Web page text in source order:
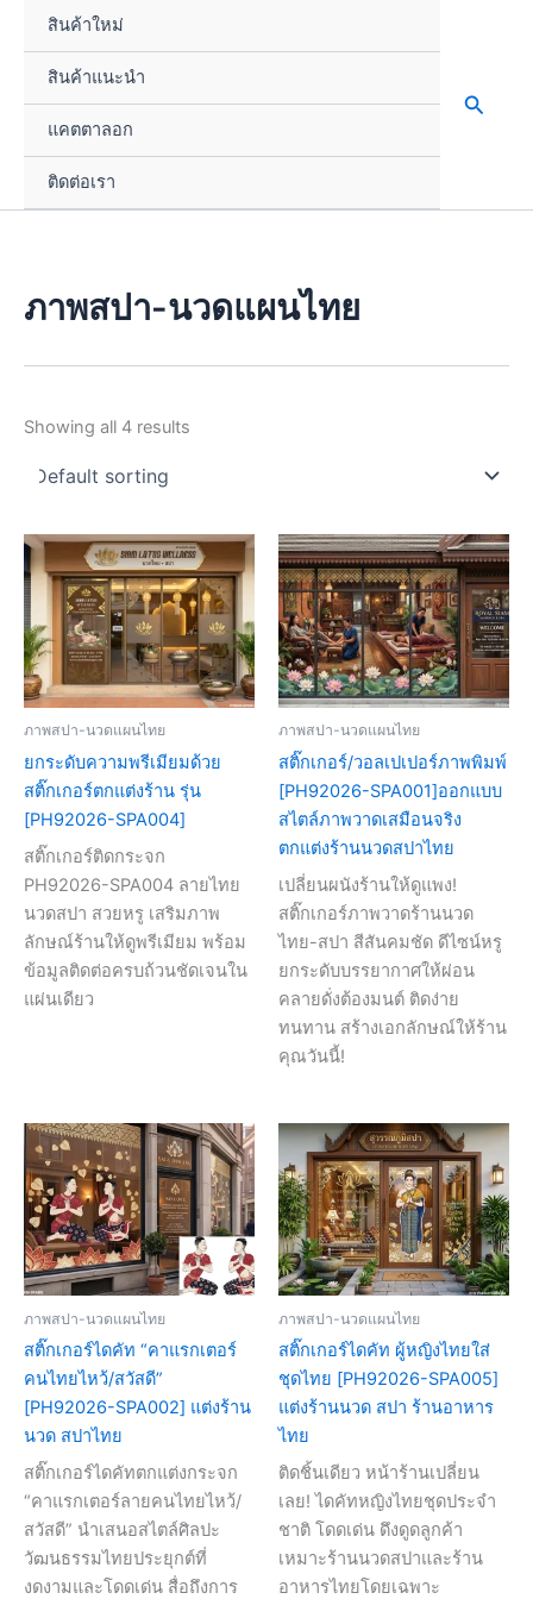
content
สินค้าใหม่
สินค้าแนะนำ
แคตตาลอก
ติดต่อเรา
Search
ภาพสปา-นวดแผนไทย
Showing all 4 results
ภาพสปา-นวดแผนไทย
ยกระดับความพรีเมียมด้วย
สติ๊กเกอร์ตกแต่งร้าน รุ่น
[PH92026-SPA004]
สติ๊กเกอร์ติดกระจก
PH92026-SPA004 ลายไทย
นวดสปา สวยหรู เสริมภาพ
ลักษณ์ร้านให้ดูพรีเมียม พร้อม
ข้อมูลติดต่อครบถ้วนชัดเจนใน
แผ่นเดียว
ภาพสปา-นวดแผนไทย
สติ๊กเกอร์/วอลเปเปอร์ภาพพิมพ์
[PH92026-SPA001]ออกแบบ
สไตล์ภาพวาดเสมือนจริง
ตกแต่งร้านนวดสปาไทย
เปลี่ยนผนังร้านให้ดูแพง!
สติ๊กเกอร์ภาพวาดร้านนวด
ไทย-สปา สีสันคมชัด ดีไซน์หรู
ยกระดับบรรยากาศให้ผ่อน
คลายดั่งต้องมนต์ ติดง่าย
ทนทาน สร้างเอกลักษณ์ให้ร้าน
คุณวันนี้!
ภาพสปา-นวดแผนไทย
สติ๊กเกอร์ไดคัท “คาแรกเตอร์
คนไทยไหว้/สวัสดี”
[PH92026-SPA002] แต่งร้าน
นวด สปาไทย
สติ๊กเกอร์ไดคัทตกแต่งกระจก
“คาแรกเตอร์ลายคนไทยไหว้/
สวัสดี” นำเสนอสไตล์ศิลปะ
วัฒนธรรมไทยประยุกต์ที่
งดงามและโดดเด่น สื่อถึงการ
ภาพสปา-นวดแผนไทย
สติ๊กเกอร์ไดคัท ผู้หญิงไทยใส่
ชุดไทย [PH92026-SPA005]
แต่งร้านนวด สปา ร้านอาหาร
ไทย
ติดชิ้นเดียว หน้าร้านเปลี่ยน
เลย! ไดคัทหญิงไทยชุดประจำ
ชาติ โดดเด่น ดึงดูดลูกค้า
เหมาะร้านนวดสปาและร้าน
อาหารไทยโดยเฉพาะ